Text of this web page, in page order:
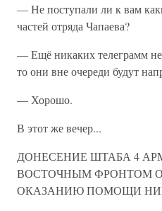
— Не поступали ли к вам
частей отряда Чапаева?
— Ещё никаких телеграмм
то они вне очереди будут
— Хорошо.
В этот же вечер...
ДОНЕСЕНИЕ ШТАБА 4
ВОСТОЧНЫМ ФРОНТОМ
ОКАЗАНИЮ ПОМОЩИ